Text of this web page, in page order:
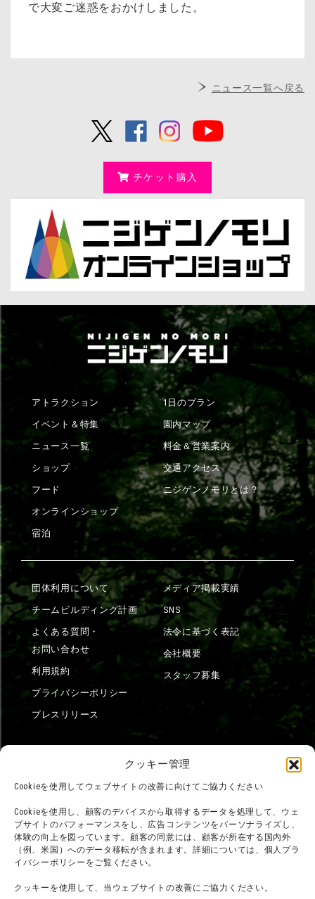
クッキー管理
Cookieを使用してウェブサイトの改善に向けてご協力ください
Cookieを使用し、顧客のデバイスから取得するデータを処理して、ウェ
ブサイトのパフォーマンスをし、広告コンテンツをパーソナライズし、
体験の向上を図っています。顧客の同意には、顧客が所在する国内外
（例、米国）へのデータ移転が含まれます。詳細については、個人プラ
イバシーポリシーをご覧ください。
クッキーを使用して、当ウェブサイトの改善にご協力ください。
で大変ご迷惑をおかけしました。
ニュース一覧へ戻る
チケット購入
アトラクション
イベント＆特集
ニュース一覧
ショップ
フード
オンラインショップ
宿泊
1日のプラン
園内マップ
料金＆営業案内
交通アクセス
ニジゲンノモリとは？
団体利用について
チームビルディング計画
よくある質問・
お問い合わせ
利用規約
プライバシーポリシー
プレスリリース
メディア掲載実績
SNS
法令に基づく表記
会社概要
スタッフ募集